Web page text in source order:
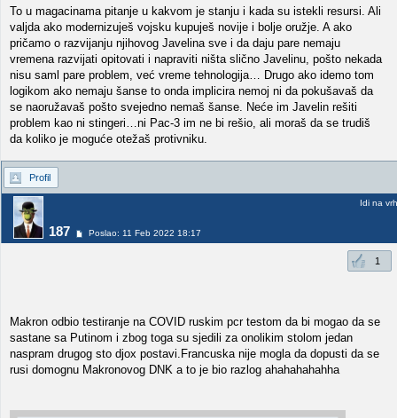
To u magacinama pitanje u kakvom je stanju i kada su istekli resursi. Ali
valjda ako modernizuješ vojsku kupuješ novije i bolje oružje. A ako
pričamo o razvijanju njihovog Javelina sve i da daju pare nemaju
vremena razvijati opitovati i napraviti ništa slično Javelinu, pošto nekada
nisu saml pare problem, već vreme tehnologija… Drugo ako idemo tom
logikom ako nemaju šanse to onda implicira nemoj ni da pokušavaš da
se naoružavaš pošto svejedno nemaš šanse. Neće im Javelin rešiti
problem kao ni stingeri…ni Pac-3 im ne bi rešio, ali moraš da se trudiš
da koliko je moguće otežaš protivniku.
Profil
187 Poslao: 11 Feb 2022 18:17
Idi na vrh
1
Makron odbio testiranje na COVID ruskim pcr testom da bi mogao da se
sastane sa Putinom i zbog toga su sjedili za onolikim stolom jedan
naspram drugog sto djox postavi.Francuska nije mogla da dopusti da se
rusi domognu Makronovog DNK a to je bio razlog ahahahahahha